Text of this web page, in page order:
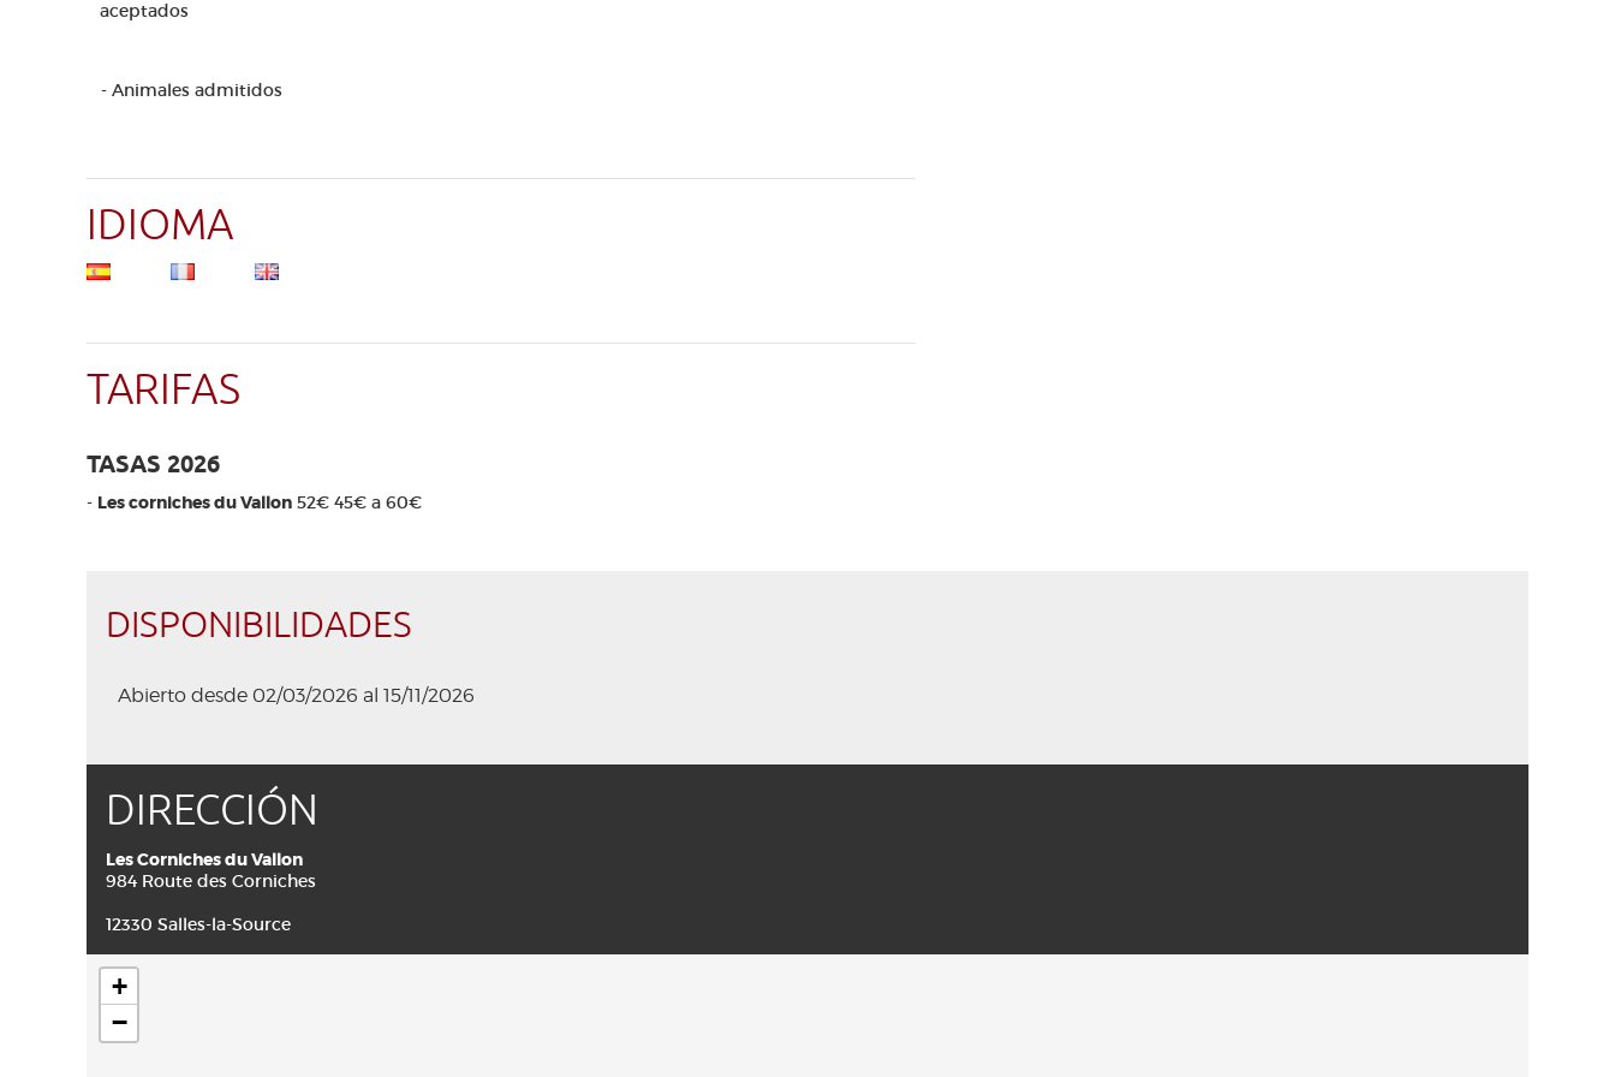
aceptados
- Animales admitidos
IDIOMA
TARIFAS
TASAS 2026
- Les corniches du Vallon 52€ 45€ a 60€
DISPONIBILIDADES
Abierto desde 02/03/2026 al 15/11/2026
DIRECCIÓN
Les Corniches du Vallon
984 Route des Corniches
12330 Salles-la-Source
+
−